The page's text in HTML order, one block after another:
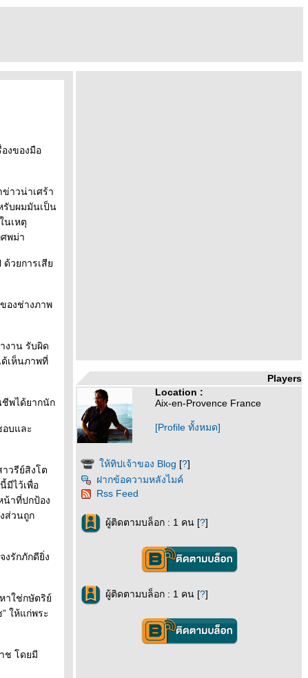
งของมือ
าวน่าเศร้า
รับผมมันเป็น
นเหตุ
พม่า
ด้วยการเสี
องช่างภาพ
งาน รับผิด
ด้เห็นภาพที่
ชีพได้ยากนัก
อบและ
วรีย์สิงโต
มีไว้เพื่อ
น้าที่ปกป้อง
ส่วนถูก
งรักภักดียิ่ง
าใช่กษัตริย์
ให้แก่พระ
ช โดยมี
Players
Location :
Aix-en-Provence France
[Profile ทั้งหมด]
ห้ทิปเจ้าของ Blog [?]
ฝากข้อความหลังไมค์
Rss Feed
ผู้ติดตามบล็อก : 1 คน [?]
ผู้ติดตามบล็อก : 1 คน [?]